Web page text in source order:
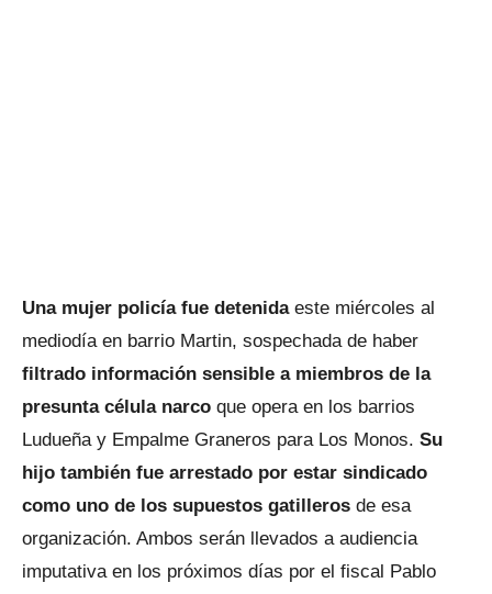
Una mujer policía fue detenidaeste miércoles al
mediodía en barrio Martin, sospechada de haber
filtrado información sensible a miembros de la
presunta célula narco que opera en los barrios
Ludueña y Empalme Graneros para Los Monos. Su
hijo también fue arrestado por estar sindicado
como uno de los supuestos gatilleros de esa
organización. Ambos serán llevados a audiencia
imputativa en los próximos días por el fiscal Pablo